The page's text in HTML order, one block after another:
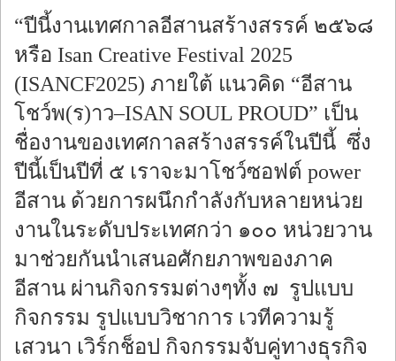
“ปีนี้งานเทศกาลอีสานสร้างสรรค์ ๒๕๖๘
หรือ Isan Creative Festival 2025
(ISANCF2025) ภายใต้ แนวคิด “อีสาน
โชว์พ(ร)าว–ISAN SOUL PROUD” เป็น
ชื่องานของเทศกาลสร้างสรรค์ในปีนี้ ซึ่ง
ปีนี้เป็นปีที่ ๕ เราจะมาโชว์ซอฟต์ power
อีสาน ด้วยการผนึกกำลังกับหลายหน่วย
งานในระดับประเทศกว่า ๑๐๐ หน่วยวาน
มาช่วยกันนำเสนอศักยภาพของภาค
อีสาน ผ่านกิจกรรมต่างๆทั้ง ๗ รูปแบบ
กิจกรรม รูปแบบวิชาการ เวทีความรู้
เสวนา เวิร์กช็อป กิจกรรมจับคู่ทางธุรกิจ